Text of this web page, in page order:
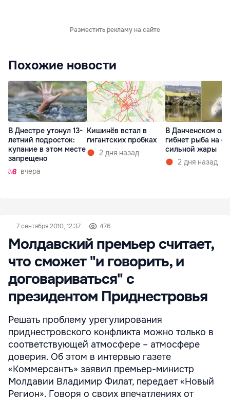
Разместить рекламу на сайте
Похожие новости
В Днестре утонул 13-
летний подросток:
купание в этом месте
запрещено
вчера
Кишинёв встал в
гигантских пробках
2 дня назад
В Данченском
гибнет рыба на
сильной жары
2 дня назад
7 сентября 2010, 12:37 476
Молдавский премьер считает,
что сможет "и говорить, и
договариваться" с
президентом Приднестровья
Решать проблему урегулирования
приднестровского конфликта можно только в
соответствующей атмосфере – атмосфере
доверия. Об этом в интервью газете
«Коммерсантъ» заявил премьер-министр
Молдавии Владимир Филат, передает «Новый
Регион». Говоря о своих впечатлениях от